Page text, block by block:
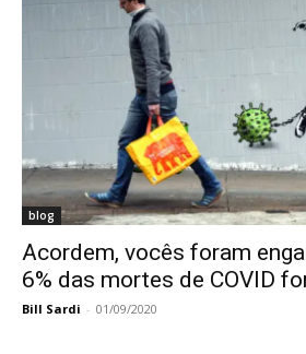
blog
Acordem, vocês foram
6% das mortes de COVID
Bill Sardi - 01/09/2020